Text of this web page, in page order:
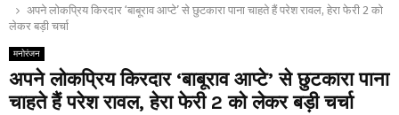
अपने लोकप्रिय किरदार ‘बाबूराव आप्टे’ से छुटकारा पाना चाहते हैं परेश रावल, हेरा फेरी 2 को
लेकर बड़ी चर्चा
मनोरंजन
अपने लोकप्रिय किरदार ‘बाबूराव आप्टे’ से छुटकारा पाना
चाहते हैं परेश रावल, हेरा फेरी 2 को लेकर बड़ी चर्चा